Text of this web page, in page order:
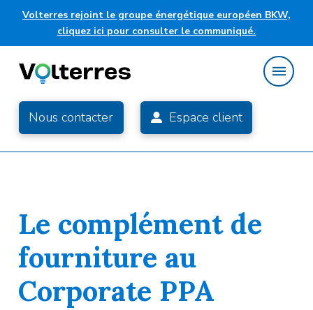
Volterres rejoint le groupe énergétique européen BKW,
cliquez ici pour consulter le communiqué.
Nous contacter Espace client
Le complément de
fourniture au
Corporate PPA